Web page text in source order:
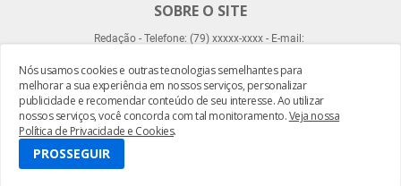
SOBRE O SITE
Redação - Telefone: (79) xxxxx-xxxx - E-mail:
Desenvolvido por -
Nós usamos cookies e outras tecnologias semelhantes para
melhorar a sua experiência em nossos serviços, personalizar
publicidade e recomendar conteúdo de seu interesse. Ao utilizar
nossos serviços, você concorda com tal monitoramento.Veja nossa
Política de Privacidade e Cookies.
PROSSEGUIR